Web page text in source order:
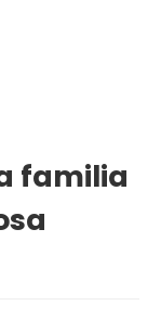
familia